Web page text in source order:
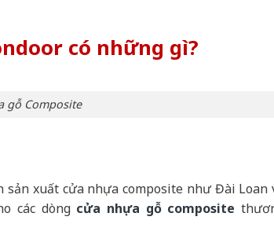
có những gì?
gỗ Composite
xuất cửa nhựa composite như Đài Loan
các dòng cửa nhựa gỗ composite